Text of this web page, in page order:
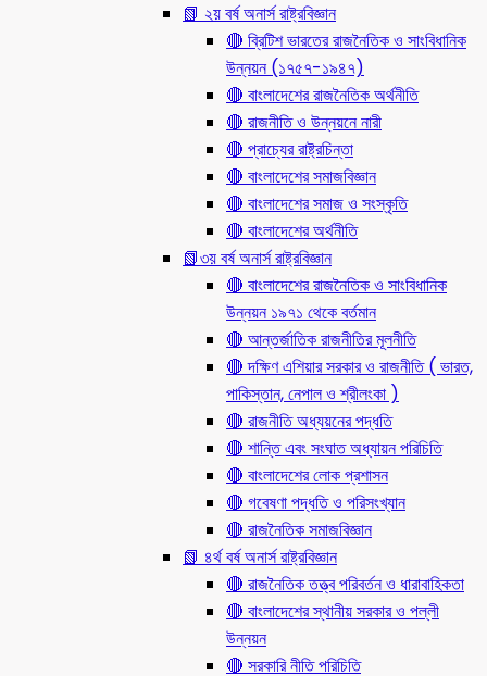
📗 ২য় বর্ষ অনার্স রাষ্ট্রবিজ্ঞান
🔴 ব্রিটিশ ভারতের রাজনৈতিক ও সাংবিধানিক
উন্নয়ন (১৭৫৭-১৯৪৭)
🔴 বাংলাদেশের রাজনৈতিক অর্থনীতি
🔴 রাজনীতি ও উন্নয়নে নারী
🔴 প্রাচ্যের রাষ্ট্রচিন্তা
🔴 বাংলাদেশের সমাজবিজ্ঞান
🔴 বাংলাদেশের সমাজ ও সংস্কৃতি
🔴 বাংলাদেশের অর্থনীতি
📗৩য় বর্ষ অনার্স রাষ্ট্রবিজ্ঞান
🔴 বাংলাদেশের রাজনৈতিক ও সাংবিধানিক
উন্নয়ন ১৯৭১ থেকে বর্তমান
🔴 আন্তর্জাতিক রাজনীতির মূলনীতি
🔴 দক্ষিণ এশিয়ার সরকার ও রাজনীতি ( ভারত,
পাকিস্তান, নেপাল ও শ্রীলংকা )
🔴 রাজনীতি অধ্যয়নের পদ্ধতি
🔴 শান্তি এবং সংঘাত অধ্যায়ন পরিচিতি
🔴 বাংলাদেশের লোক প্রশাসন
🔴 গবেষণা পদ্ধতি ও পরিসংখ্যান
🔴 রাজনৈতিক সমাজবিজ্ঞান
📗 ৪র্থ বর্ষ অনার্স রাষ্ট্রবিজ্ঞান
🔴 রাজনৈতিক তত্ত্ব পরিবর্তন ও ধারাবাহিকতা
🔴 বাংলাদেশের স্থানীয় সরকার ও পল্লী
উন্নয়ন
🔴 সরকারি নীতি পরিচিতি